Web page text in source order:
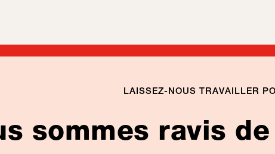
LAISSEZ-NOUS TRAVAILLER
sommes ravis